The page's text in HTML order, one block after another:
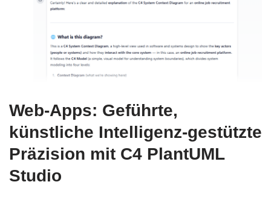
Web-Apps: Geführte,
künstliche Intelligenz-gestützte
Präzision mit C4 PlantUML
Studio